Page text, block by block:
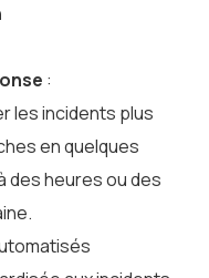
:
les incidents plus
en quelques
des heures ou des